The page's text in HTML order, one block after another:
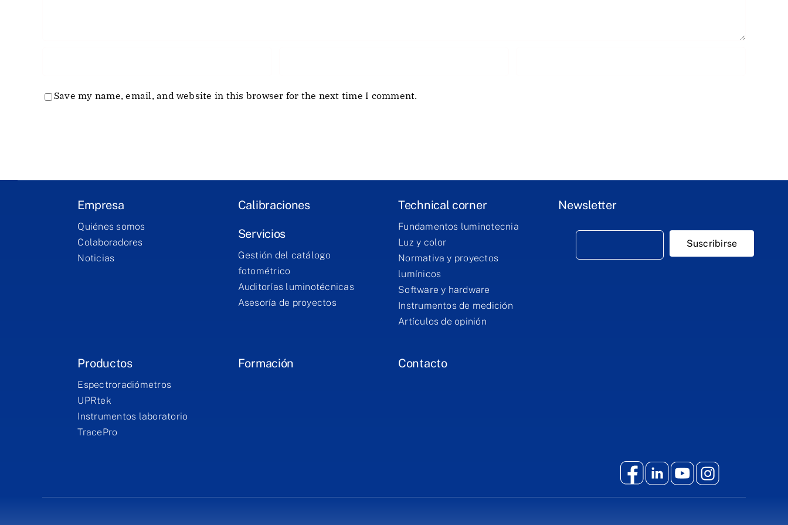
Save my name, email, and website in this browser for the next time I comment.
Empresa
Quiénes somos
Colaboradores
Noticias
Calibraciones
Servicios
Gestión del catálogo
fotométrico
Auditorías luminotécnicas
Asesoría de proyectos
Technical corner
Fundamentos luminotecnia
Luz y color
Normativa y proyectos
lumínicos
Software y hardware
Instrumentos de medición
Artículos de opinión
Newsletter
Suscribirse
Productos
Espectroradiómetros
UPRtek
Instrumentos laboratorio
TracePro
Formación Contacto